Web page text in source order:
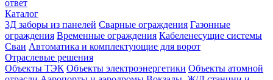
ответ
Каталог
3Д заборы из панелей Сварные ограждения Газонные
ограждения Временные ограждения Кабеленесущие системы
Cваи Автоматика и комплектующие для ворот
Отраслевые решения
Объекты ТЭК Объекты электроэнергетики Объекты атомной